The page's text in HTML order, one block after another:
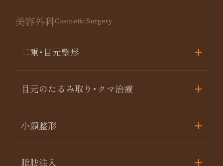
美容外科Cosmetic Surgery
二重･目元整形
目元のたるみ取り･クマ治療
小顔整形
脂肪注入